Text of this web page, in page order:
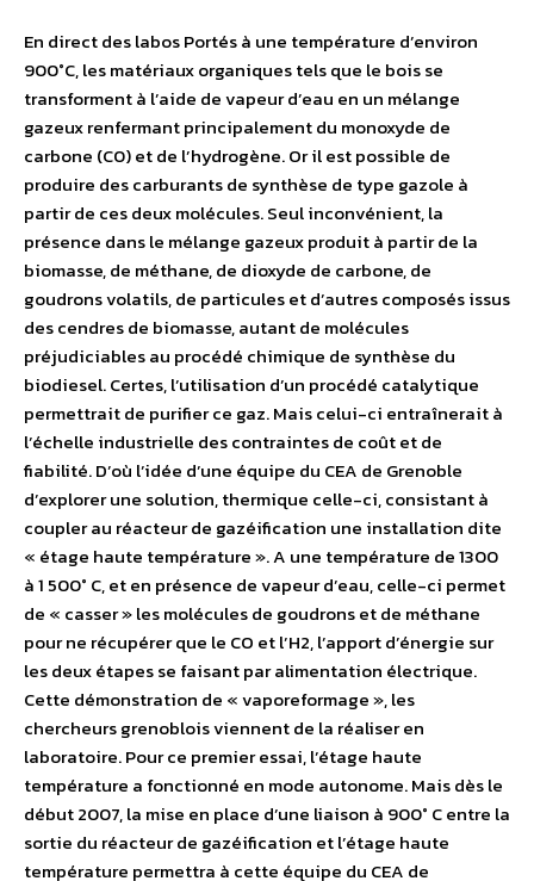
En direct des labos Portés à une température d’environ
900°C, les matériaux organiques tels que le bois se
transforment à l’aide de vapeur d’eau en un mélange
gazeux renfermant principalement du monoxyde de
carbone (C0) et de l’hydrogène. Or il est possible de
produire des carburants de synthèse de type gazole à
partir de ces deux molécules. Seul inconvénient, la
présence dans le mélange gazeux produit à partir de la
biomasse, de méthane, de dioxyde de carbone, de
goudrons volatils, de particules et d’autres composés issus
des cendres de biomasse, autant de molécules
préjudiciables au procédé chimique de synthèse du
biodiesel. Certes, l’utilisation d’un procédé catalytique
permettrait de purifier ce gaz. Mais celui-ci entraînerait à
l’échelle industrielle des contraintes de coût et de
fiabilité. D’où l’idée d’une équipe du CEA de Grenoble
d’explorer une solution, thermique celle-ci, consistant à
coupler au réacteur de gazéification une installation dite
« étage haute température ». A une température de 1300
à 1 500° C, et en présence de vapeur d’eau, celle-ci permet
de « casser » les molécules de goudrons et de méthane
pour ne récupérer que le CO et l’H2, l’apport d’énergie sur
les deux étapes se faisant par alimentation électrique.
Cette démonstration de « vaporeformage », les
chercheurs grenoblois viennent de la réaliser en
laboratoire. Pour ce premier essai, l’étage haute
température a fonctionné en mode autonome. Mais dès le
début 2007, la mise en place d’une liaison à 900° C entre la
sortie du réacteur de gazéification et l’étage haute
température permettra à cette équipe du CEA de